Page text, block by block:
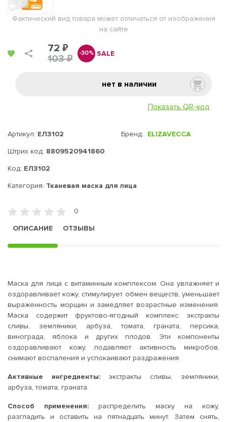
Фактический вид товара может отличаться от изображения
на сайте
72 ₽
103 ₽
-30% SALE
нет в наличии
Показать QR-код
Артикул: ЕЛЗ102
Штрих код: 8809520941860
Код: ЕЛЗ102
Бренд: ELIZAVECCA
Категория: Тканевая маска для лица
0
ОПИСАНИЕ
ОТЗЫВЫ
Маска для лица с витаминным комплексом. Она увлажняет и
оздоравливает кожу, стимулирует обмен веществ, уменьшает
выраженность морщин и замедляет возрастные изменения.
Маска содержит фруктово-ягодный комплекс: экстракты
сливы, земляники, арбуза, томата, граната, персика,
винограда, яблока и других плодов. Эти компоненты
оздоравливают кожу, подавляют активность микробов,
снимают воспаления и успокаивают раздражения.
Активные ингредиенты: экстракты сливы, земляники,
арбуза, томата, граната
Способ применения: распределить маску на кожу,
разгладить и оставить на пятнадцать минут. Затем снять,